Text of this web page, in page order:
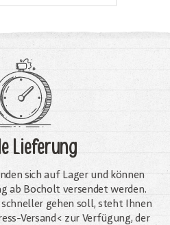
Lieferung
sich auf Lager und können
ab Bocholt versendet werden.
gehen soll, steht Ihnen
Versand< zur Verfügung, der